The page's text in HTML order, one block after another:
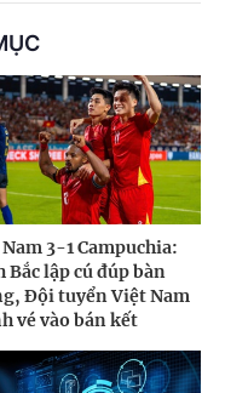
3-1 Campuchia:
Bắc lập cú đúp bàn
Đội tuyển Việt Nam
vé vào bán kết